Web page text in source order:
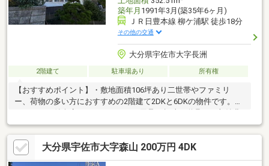
築年月 1991年3月(築35年6ヶ月)
ＪＲ日豊本線 柳ケ浦駅 徒歩18分
その他の交通
大分県宇佐市大字長洲
2階建て 駐車場あり 所有権
【おすすめポイント】・敷地面積106坪あり二世帯やファミリ
ー、荷物の多い方におすすめの2階建て2DKと6DKの物件です。・
富です。・南側にあるバルコニーは前面棟無で日当たり良好で
す。・長洲小学校まで650ｍ（徒歩9分）徒歩圏内で安心です。・
イオンタウン豊後高田まで6300ｍ（車13分）お買い物に便利で
す。
大分県宇佐市大字森山 200万円 4DK